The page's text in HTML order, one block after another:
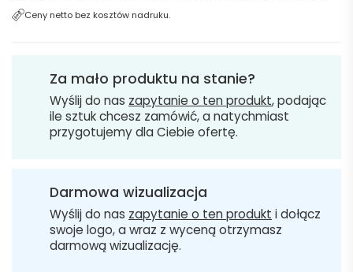
Ceny netto bez kosztów nadruku.
Za mało produktu na stanie?
Wyślij do nas zapytanie o ten produkt, podając
ile sztuk chcesz zamówić, a natychmiast
przygotujemy dla Ciebie ofertę.
Darmowa wizualizacja
Wyślij do nas zapytanie o ten produkt i dołącz
swoje logo, a wraz z wyceną otrzymasz
darmową wizualizację.